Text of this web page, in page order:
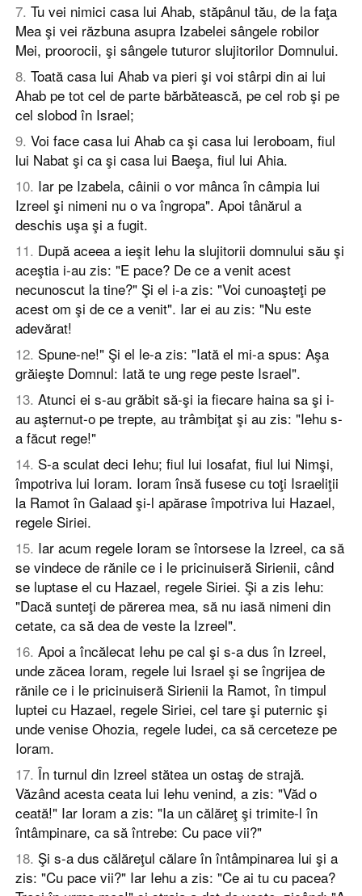
7. Tu vei nimici casa lui Ahab, stăpânul tău, de la faţa
Mea şi vei răzbuna asupra Izabelei sângele robilor
Mei, proorocii, şi sângele tuturor slujitorilor Domnului.
8. Toată casa lui Ahab va pieri şi voi stârpi din ai lui
Ahab pe tot cel de parte bărbătească, pe cel rob şi pe
cel slobod în Israel;
9. Voi face casa lui Ahab ca şi casa lui Ieroboam, fiul
lui Nabat şi ca şi casa lui Baeşa, fiul lui Ahia.
10. Iar pe Izabela, câinii o vor mânca în câmpia lui
Izreel şi nimeni nu o va îngropa". Apoi tânărul a
deschis uşa şi a fugit.
11. După aceea a ieşit Iehu la slujitorii domnului său şi
aceştia i-au zis: "E pace? De ce a venit acest
necunoscut la tine?" Şi el i-a zis: "Voi cunoaşteţi pe
acest om şi de ce a venit". Iar ei au zis: "Nu este
adevărat!
12. Spune-ne!" Şi el le-a zis: "Iată el mi-a spus: Aşa
grăieşte Domnul: Iată te ung rege peste Israel".
13. Atunci ei s-au grăbit să-şi ia fiecare haina sa şi i-
au aşternut-o pe trepte, au trâmbiţat şi au zis: "Iehu s-
a făcut rege!"
14. S-a sculat deci Iehu; fiul lui Iosafat, fiul lui Nimşi,
împotriva lui Ioram. Ioram însă fusese cu toţi Israeliţii
la Ramot în Galaad şi-l apărase împotriva lui Hazael,
regele Siriei.
15. Iar acum regele Ioram se întorsese la Izreel, ca să
se vindece de rănile ce i le pricinuiseră Sirienii, când
se luptase el cu Hazael, regele Siriei. Şi a zis Iehu:
"Dacă sunteţi de părerea mea, să nu iasă nimeni din
cetate, ca să dea de veste la Izreel".
16. Apoi a încălecat Iehu pe cal şi s-a dus în Izreel,
unde zăcea Ioram, regele lui Israel şi se îngrijea de
rănile ce i le pricinuiseră Sirienii la Ramot, în timpul
luptei cu Hazael, regele Siriei, cel tare şi puternic şi
unde venise Ohozia, regele Iudei, ca să cerceteze pe
Ioram.
17. În turnul din Izreel stătea un ostaş de strajă.
Văzând acesta ceata lui Iehu venind, a zis: "Văd o
ceată!" Iar Ioram a zis: "Ia un călăreţ şi trimite-l în
întâmpinare, ca să întrebe: Cu pace vii?"
18. Şi s-a dus călăreţul călare în întâmpinarea lui şi a
zis: "Cu pace vii?" Iar Iehu a zis: "Ce ai tu cu pacea?